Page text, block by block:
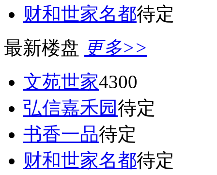
财和世家名都待定
最新楼盘 更多>>
文苑世家4300
弘信嘉禾园待定
书香一品待定
财和世家名都待定